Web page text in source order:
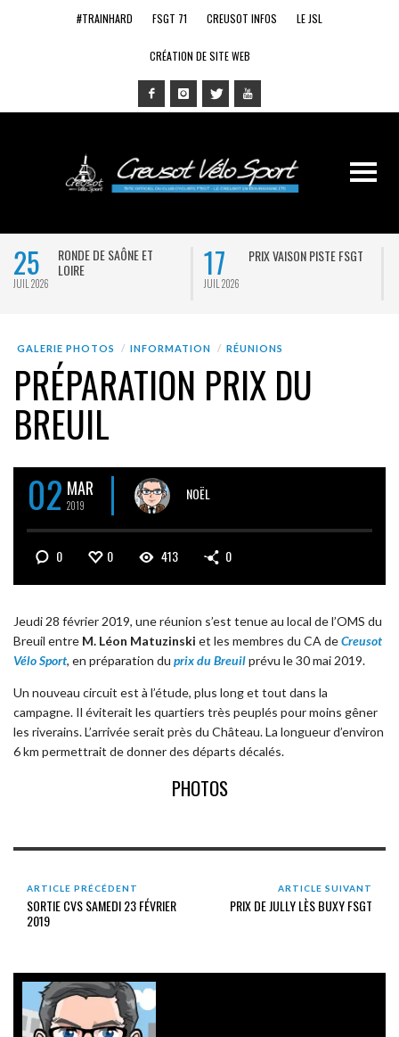
#TRAINHARD FSGT 71 CREUSOT INFOS LE JSL
CRÉATION DE SITE WEB
25
JUIL 2026
RONDE DE SAÔNE ET
LOIRE
17
JUIL 2026
PRIX VAISON PISTE FSGT
GALERIE PHOTOS INFORMATION RÉUNIONS
PRÉPARATION PRIX DU
BREUIL
02 MAR
2019
NOËL
0 0 413 0
Jeudi 28 février 2019, une réunion s’est tenue au local de l’OMS du
Breuil entre M. Léon Matuzinski et les membres du CA deCreusot
Vélo Sport, en préparation du prix du Breuilprévu le 30 mai 2019.
Un nouveau circuit est à l’étude, plus long et tout dans la
campagne. Il éviterait les quartiers très peuplés pour moins gêner
les riverains. L’arrivée serait près du Château. La longueur d’environ
6 km permettrait de donner des départs décalés.
PHOTOS
ARTICLE PRÉCÉDENT
SORTIE CVS SAMEDI 23 FÉVRIER
2019
ARTICLE SUIVANT
PRIX DE JULLY LÈS BUXY FSGT